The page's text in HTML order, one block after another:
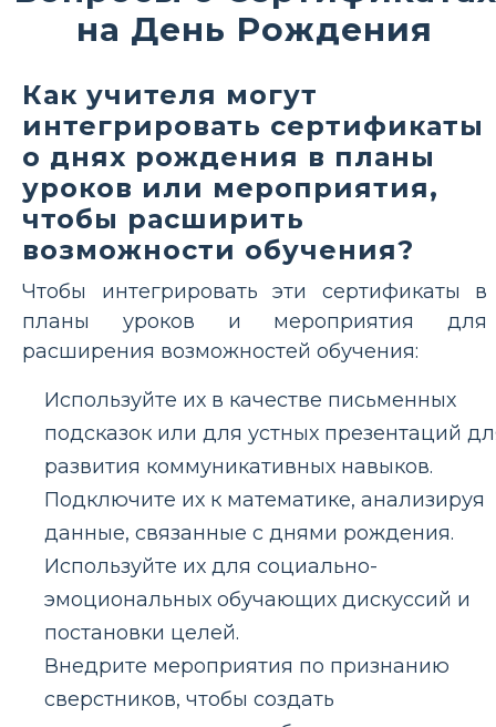
на День Рождения
Как учителя могут
интегрировать сертификаты
о днях рождения в планы
уроков или мероприятия,
чтобы расширить
возможности обучения?
Чтобы интегрировать эти сертификаты в
планы уроков и мероприятия для
расширения возможностей обучения:
Используйте их в качестве письменных
подсказок или для устных презентаций
развития коммуникативных навыков.
Подключите их к математике, анализируя
данные, связанные с днями рождения.
Используйте их для социально-
эмоциональных обучающих дискуссий и
постановки целей.
Внедрите мероприятия по признанию
сверстников, чтобы создать